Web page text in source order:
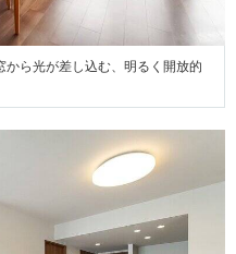
ら光が差し込む、明るく開放的